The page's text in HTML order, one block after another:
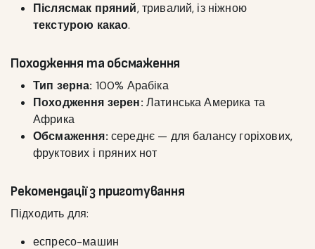
Післясмак пряний, тривалий, із ніжною
текстурою какао.
Походження та обсмаження
Тип зерна: 100% Арабіка
Походження зерен: Латинська Америка та
Африка
Обсмаження: середнє — для балансу горіхових,
фруктових і пряних нот
Рекомендації з приготування
Підходить для:
еспресо-машин